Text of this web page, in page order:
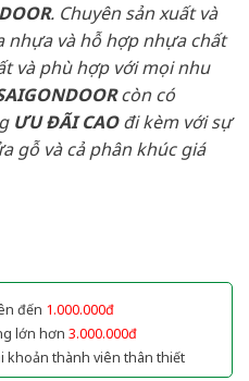
. Chuyên sản xuất và
và hỗ hợp nhựa chất
và phù hợp với mọi nhu
còn có
ƯU ĐÃI CAOđi kèm với sự
gỗ và cả phân khúc giá
đến 1.000.000đ
lớn hơn 3.000.000đ
khoản thành viên thân thiết